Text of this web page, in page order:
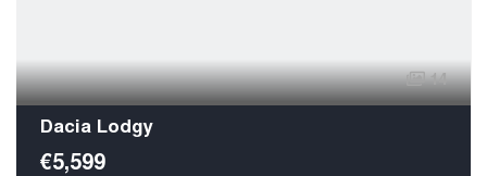
14
Dacia Lodgy
€5,599